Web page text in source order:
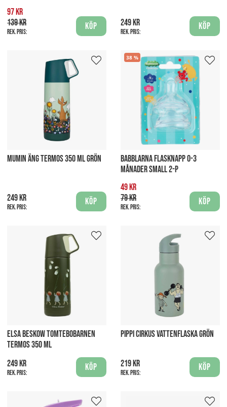
97 kr
139 kr
Rek. pris:
Köp 249 kr
Rek. pris:
Köp
MUMIN ÄNG TERMOS 350 ML GRÖN
249 kr
Rek. pris:
Köp
38
BABBLARNA FLASKNAPP 0-3
MÅNADER SMALL 2-P
49 kr
79 kr
Rek. pris:
Köp
ELSA BESKOW TOMTEBOBARNEN
TERMOS 350 ML
249 kr
Rek. pris:
Köp
PIPPI CIRKUS VATTENFLASKA GRÖN
219 kr
Rek. pris:
Köp